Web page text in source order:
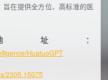
在提供全方位、高标准的医
址：
HuatuoGPT
2305.15075